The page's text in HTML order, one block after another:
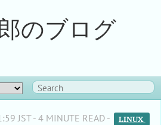
のブログ
JST - 4 MINUTE READ - LINUX